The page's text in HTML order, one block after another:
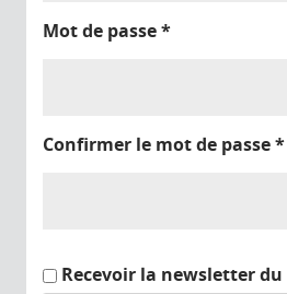
Mot de passe*
Confirmer le mot de passe*
Recevoir la newsletter du